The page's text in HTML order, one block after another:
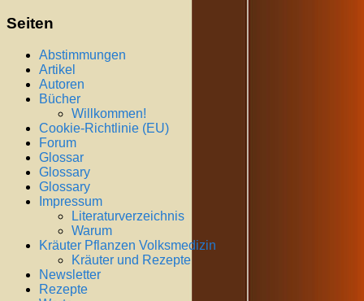
Seiten
Abstimmungen
Artikel
Autoren
Bücher
Willkommen!
Cookie-Richtlinie (EU)
Forum
Glossar
Glossary
Glossary
Impressum
Literaturverzeichnis
Warum
Kräuter Pflanzen Volksmedizin
Kräuter und Rezepte
Newsletter
Rezepte